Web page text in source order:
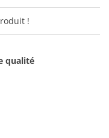
!
qualité